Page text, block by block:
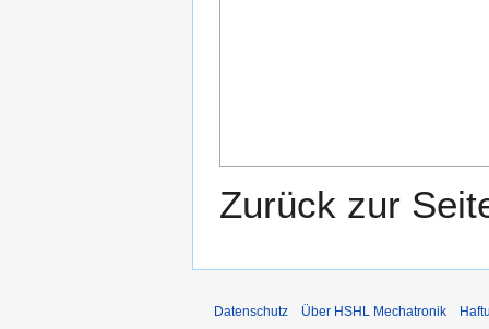
Zurück zur
Datenschutz Über HSHL Mechatronik